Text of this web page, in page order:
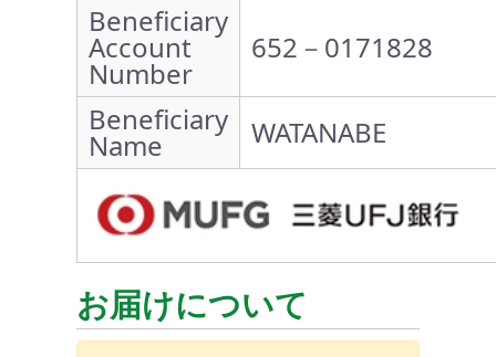
Beneficiary
Account
Number
652－0171828
Beneficiary
Name WATANABE
お届けについて